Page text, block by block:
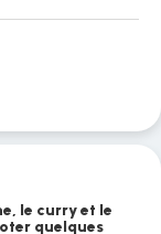
le curry et le
quelques